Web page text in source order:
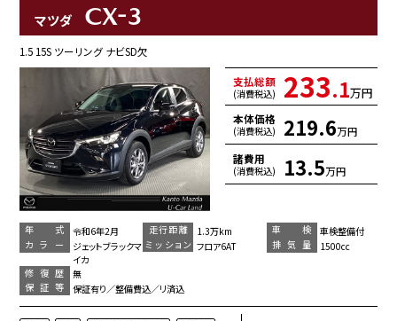
マツダ CX-3
1.5 15S ツーリング ナビSD欠
支払総額
(消費税込) 233.1万円
本体価格
(消費税込) 219.6万円
諸費用
(消費税込) 13.5万円
年 式 令和6年2月 走行距離 1.3万km 車 検
車検整備付
カラー
ジェットブラックマ
イカ
ミッション フロア6AT 排気量
1500cc
修復歴
無
保証等
保証有り／整備費込／リ済込